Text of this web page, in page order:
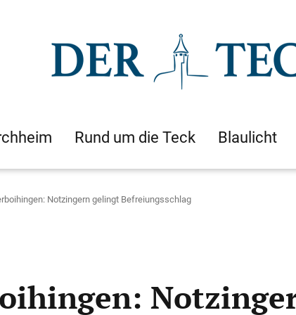
Rund um die Teck Blaulicht
Notzingern gelingt Befreiungsschlag